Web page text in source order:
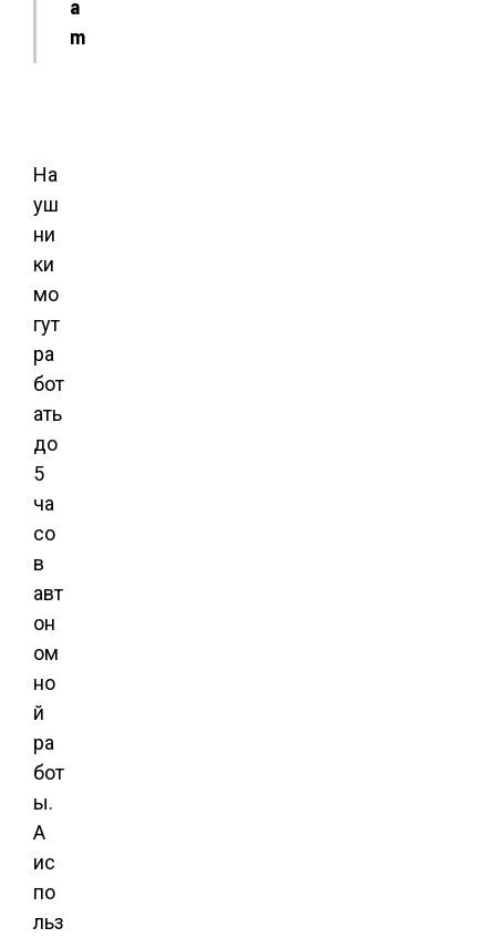
a
m
На
уш
ни
ки
мо
гут
ра
бот
ать
до
5
ча
со
в
авт
он
ом
но
й
ра
бот
ы.
А
ис
по
льз